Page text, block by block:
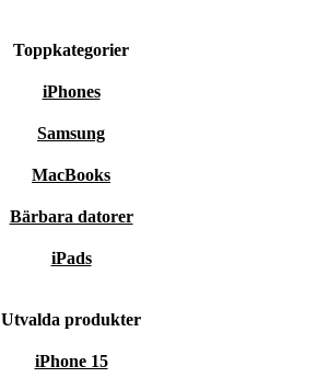
Toppkategorier
iPhones
Samsung
MacBooks
Bärbara datorer
iPads
Utvalda produkter
iPhone 15